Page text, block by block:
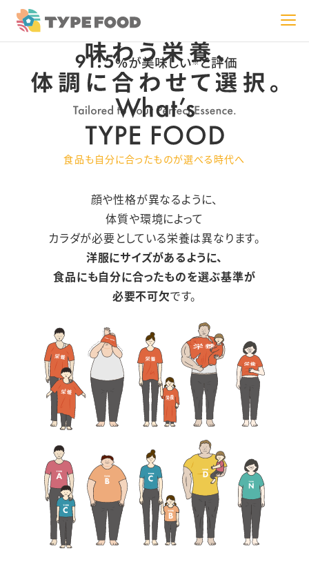
※2023年11月実施の試食会にて、33名にアンケートをとった結果
食品も自分に合ったものが選べる時代へ
顔や性格が異なるように、
体質や環境によって
カラダが必要としている栄養は異なります。
洋服にサイズがあるように、
食品にも自分に合ったものを選ぶ基準が
必要不可欠です。